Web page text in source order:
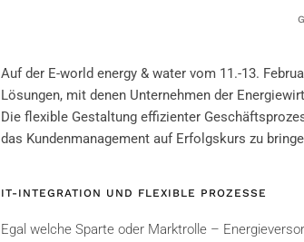
Auf der E-world energy & water vom 11.-13.
Lösungen, mit denen Unternehmen der
Die flexible Gestaltung effizienter
das Kundenmanagement auf Erfolgskurs zu
IT-INTEGRATION UND FLEXIBLE PROZESSE
Egal welche Sparte oder Marktrolle –